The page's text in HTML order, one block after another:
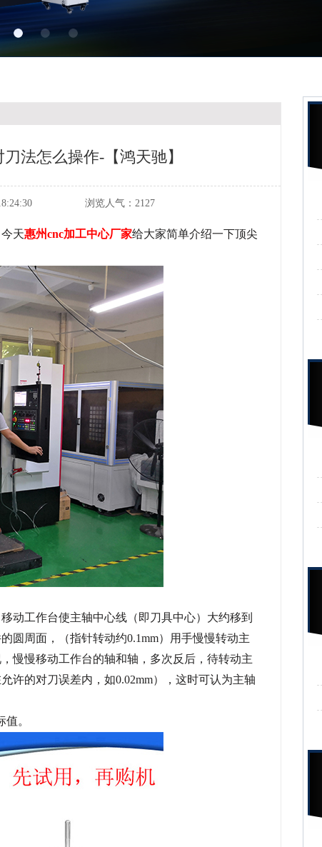
法怎么操作-【鸿天驰】
浏览人气： 2127
天惠州cnc加工中心厂家给大家简单介绍一下顶尖
动工作台使主轴中心线（即刀具中心）大约移到
圆周面，（指针转动约0.1mm）用手慢慢转动主
慢慢移动工作台的轴和轴，多次反后，待转动主
许的对刀误差内，如0.02mm），这时可认为主轴
值。